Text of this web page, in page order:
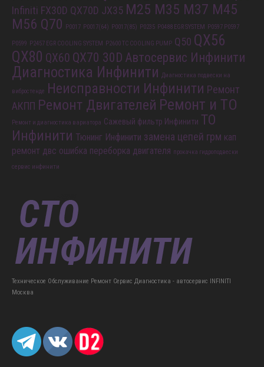
Infiniti FX30D QX70D JX35 M25 M35 M37 M45
M56 Q70 P0017 P0017(64) P0017(85) P0235 P0488 EGR SYSTEM P0597 P0597
P0599 P2457 EGR COOLING SYSTEM P2600 TC COOLING PUMP Q50 QX56
QX80 QX60 QX70 30D Автосервис Инфинити
Диагностика Инфинити Диагностика подвески на
вибростенде Неисправности Инфинити Ремонт
АКПП Ремонт Двигателей Ремонт и ТО
Ремонт и диагностика вариатора Сажевый фильтр Инфинити ТО
Инфинити Тюнинг Инфинити замена цепей грм кап
ремонт двс ошибка переборка двигателя прокачка гидроподвески
сервис инфинити
Техническое Обслуживание Ремонт Сервис Диагностика - автосервис INFINITI
Москва